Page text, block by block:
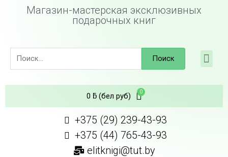
Магазин-мастерская эксклюзивных
подарочных книг
Поиск
0 ƃ(бел руб)
+375 (29) 239-43-93
+375 (44) 765-43-93
elitknigi@tut.by